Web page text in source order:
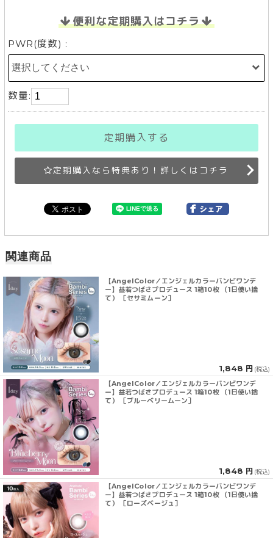
便利な定期購入はコチラ
PWR(度数) :
数量:
定期購入する
定期購入なら特典あり！詳しくはコチラ
関連商品
【AngelColor／エンジェルカラーバンビワンデ
ー】益若つばさプロデュース 1箱10枚 （1日使い捨
て） ［セサミムーン］
1,848 円 (税込)
【AngelColor／エンジェルカラーバンビワンデ
ー】益若つばさプロデュース 1箱10枚 （1日使い捨
て） ［ブルーベリームーン］
1,848 円 (税込)
【AngelColor／エンジェルカラーバンビワンデ
ー】益若つばさプロデュース 1箱10枚 （1日使い捨
て） ［ローズベージュ］